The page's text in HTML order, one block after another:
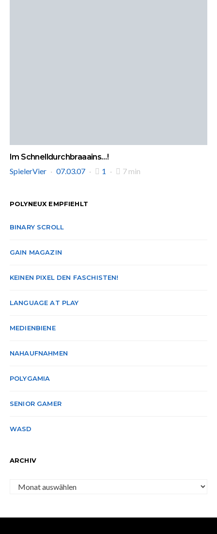
Im Schnelldurchbraaains…!
SpielerVier
07.03.07 1 7 min
POLYNEUX EMPFIEHLT
BINARY SCROLL
GAIN MAGAZIN
KEINEN PIXEL DEN FASCHISTEN!
LANGUAGE AT PLAY
MEDIENBIENE
NAHAUFNAHMEN
POLYGAMIA
SENIOR GAMER
WASD
ARCHIV
Archiv